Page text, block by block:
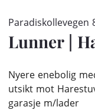
Paradiskollevegen
Lunner |
Nyere enebolig
utsikt mot
garasje m/lader